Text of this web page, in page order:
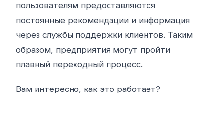
пользователям предоставляются
постоянные рекомендации и информация
через службы поддержки клиентов. Таким
образом, предприятия могут пройти
плавный переходный процесс.
Вам интересно, как это работает?